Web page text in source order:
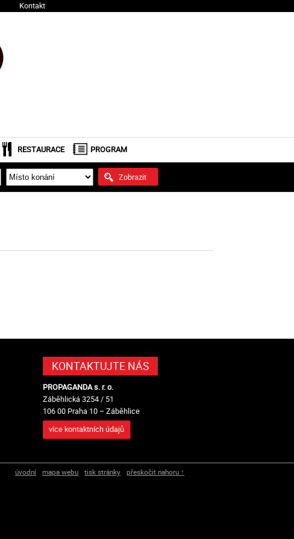
RESTAURACE PROGRAM
Kontakt
Zobrazit
KONTAKTUJTE NÁS
PROPAGANDA s. r. o.
Záběhlická 3254 / 51
106 00 Praha 10 – Záběhlice
více kontaktních údajů
úvodní mapa webu tisk stránky přeskočit nahoru ↑